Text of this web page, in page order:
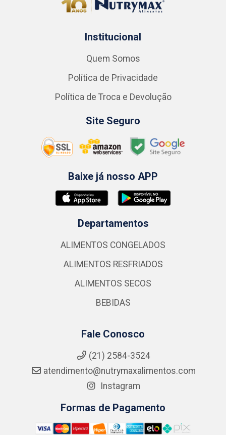
Institucional
Quem Somos
Política de Privacidade
Política de Troca e Devolução
Site Seguro
Baixe já nosso APP
Departamentos
ALIMENTOS CONGELADOS
ALIMENTOS RESFRIADOS
ALIMENTOS SECOS
BEBIDAS
Fale Conosco
(21) 2584-3524
atendimento@nutrymaxalimentos.com
Instagram
Formas de Pagamento